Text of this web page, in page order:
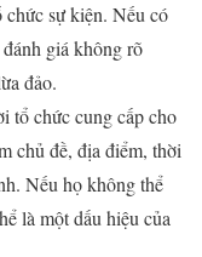
sự kiện. Nếu có
giá không rõ
đảo.
tổ chức cung cấp cho
chủ đề, địa điểm, thời
Nếu họ không thể
là một dấu hiệu của